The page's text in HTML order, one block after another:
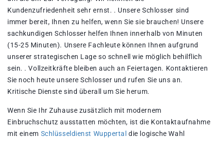
Kundenzufriedenheit sehr ernst. . Unsere Schlosser sind
immer bereit, Ihnen zu helfen, wenn Sie sie brauchen! Unsere
sachkundigen Schlosser helfen Ihnen innerhalb von Minuten
(15-25 Minuten). Unsere Fachleute können Ihnen aufgrund
unserer strategischen Lage so schnell wie möglich behilflich
sein. . Vollzeitkräfte bleiben auch an Feiertagen. Kontaktieren
Sie noch heute unsere Schlosser und rufen Sie uns an.
Kritische Dienste sind überall um Sie herum.
Wenn Sie Ihr Zuhause zusätzlich mit modernem
Einbruchschutz ausstatten möchten, ist die Kontaktaufnahme
mit einem Schlüsseldienst Wuppertal die logische Wahl